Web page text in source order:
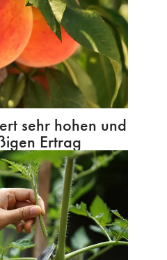
sehr hohen und
Ertrag